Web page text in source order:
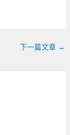
下一篇文章 →